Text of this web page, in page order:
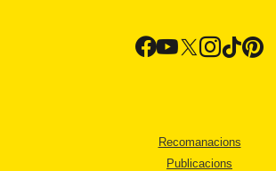
Recomanacions
Publicacions